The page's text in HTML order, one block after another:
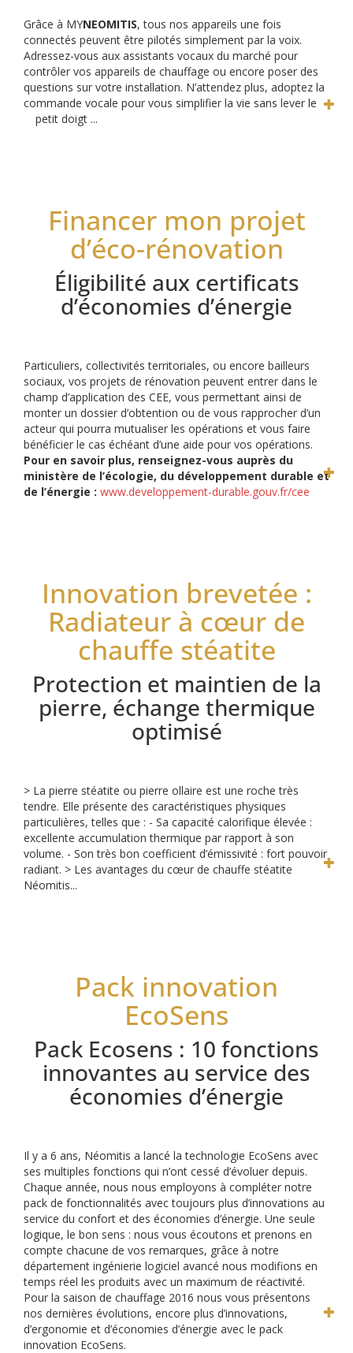
Grâce à MYNEOMITIS, tous nos appareils une fois
connectés peuvent être pilotés simplement par la voix.
Adressez-vous aux assistants vocaux du marché pour
contrôler vos appareils de chauffage ou encore poser des
questions sur votre installation. N’attendez plus, adoptez la
commande vocale pour vous simplifier la vie sans lever le
petit doigt ...
Financer mon projet
d’éco-rénovation
Éligibilité aux certificats
d’économies d’énergie
Particuliers, collectivités territoriales, ou encore bailleurs
sociaux, vos projets de rénovation peuvent entrer dans le
champ d’application des CEE, vous permettant ainsi de
monter un dossier d’obtention ou de vous rapprocher d’un
acteur qui pourra mutualiser les opérations et vous faire
bénéficier le cas échéant d’une aide pour vos opérations.
Pour en savoir plus, renseignez-vous auprès du
ministère de l’écologie, du développement durable et
de l’énergie : www.developpement-durable.gouv.fr/cee
Innovation brevetée :
Radiateur à cœur de
chauffe stéatite
Protection et maintien de la
pierre, échange thermique
optimisé
> La pierre stéatite ou pierre ollaire est une roche très
tendre. Elle présente des caractéristiques physiques
particulières, telles que : - Sa capacité calorifique élevée :
excellente accumulation thermique par rapport à son
volume. - Son très bon coefficient d’émissivité : fort pouvoir
radiant. > Les avantages du cœur de chauffe stéatite
Néomitis...
Pack innovation
EcoSens
Pack Ecosens : 10 fonctions
innovantes au service des
économies d’énergie
Il y a 6 ans, Néomitis a lancé la technologie EcoSens avec
ses multiples fonctions qui n’ont cessé d’évoluer depuis.
Chaque année, nous nous employons à compléter notre
pack de fonctionnalités avec toujours plus d’innovations au
service du confort et des économies d’énergie. Une seule
logique, le bon sens : nous vous écoutons et prenons en
compte chacune de vos remarques, grâce à notre
département ingénierie logiciel avancé nous modifions en
temps réel les produits avec un maximum de réactivité.
Pour la saison de chauffage 2016 nous vous présentons
nos dernières évolutions, encore plus d’innovations,
d’ergonomie et d’économies d’énergie avec le pack
innovation EcoSens.